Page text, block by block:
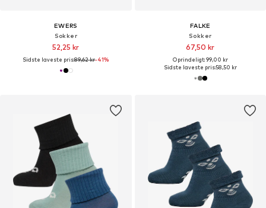
EWERS
Sokker
52,25 kr
Sidste laveste pris:89,62 kr-41%
FALKE
Sokker
67,50 kr
Oprindeligt: 99,00 kr
Sidste laveste pris:58,50 kr